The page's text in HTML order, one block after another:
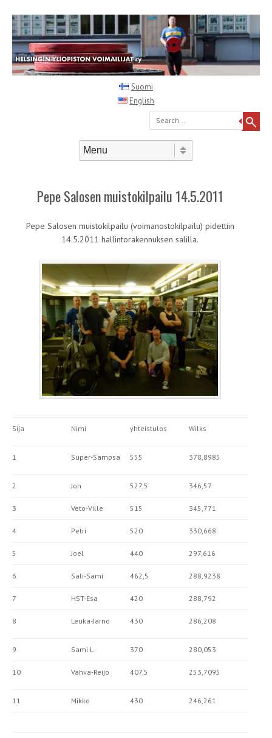
Suomi
English
Search
Pepe Salosen muistokilpailu 14.5.2011
Pepe Salosen muistokilpailu (voimanostokilpailu) pidettiin
14.5.2011 hallintorakennuksen salilla.
Sija Nimi yhteistulos Wilks
1 Super-Sampsa 555 378,8985
2 Jon 527,5 346,57
3 Veto-Ville 515 345,771
4 Petri 520 330,668
5 Joel 440 297,616
6 Sali-Sami 462,5 288,9238
7 HST-Esa 420 288,792
8 Leuka-Jarno 430 286,208
9 Sami L. 370 280,053
10 Vahva-Reijo 407,5 253,7095
11 Mikko 430 246,261